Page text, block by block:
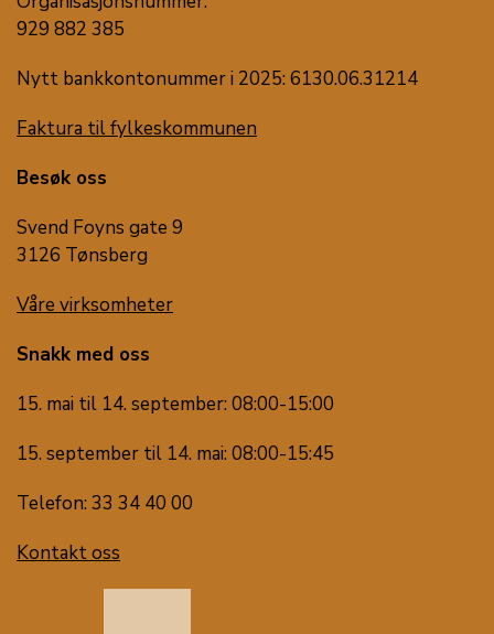
929 882 385
Nytt bankkontonummer i 2025: 6130.06.31214
Faktura til fylkeskommunen
Besøk oss
Svend Foyns gate 9
3126 Tønsberg
Våre virksomheter
Snakk med oss
15. mai til 14. september: 08:00-15:00
15. september til 14. mai: 08:00-15:45
Telefon: 33 34 40 00
Kontakt oss